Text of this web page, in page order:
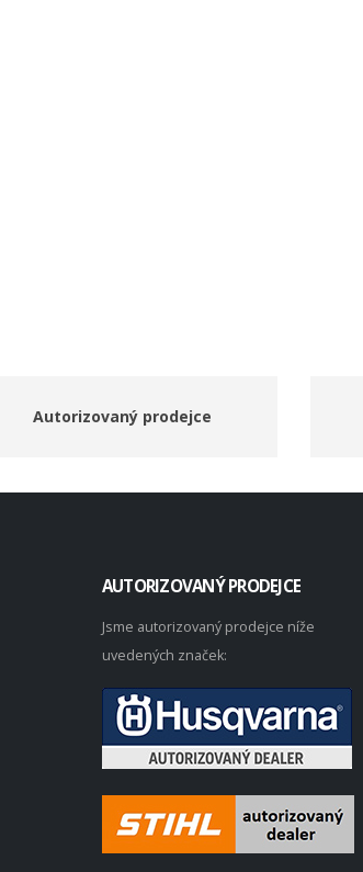
Autorizovaný prodejce
AUTORIZOVANÝ PRODEJCE
Jsme autorizovaný prodejce níže
uvedených značek: